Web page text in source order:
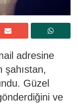
adresine
şahıstan,
Güzel
ve